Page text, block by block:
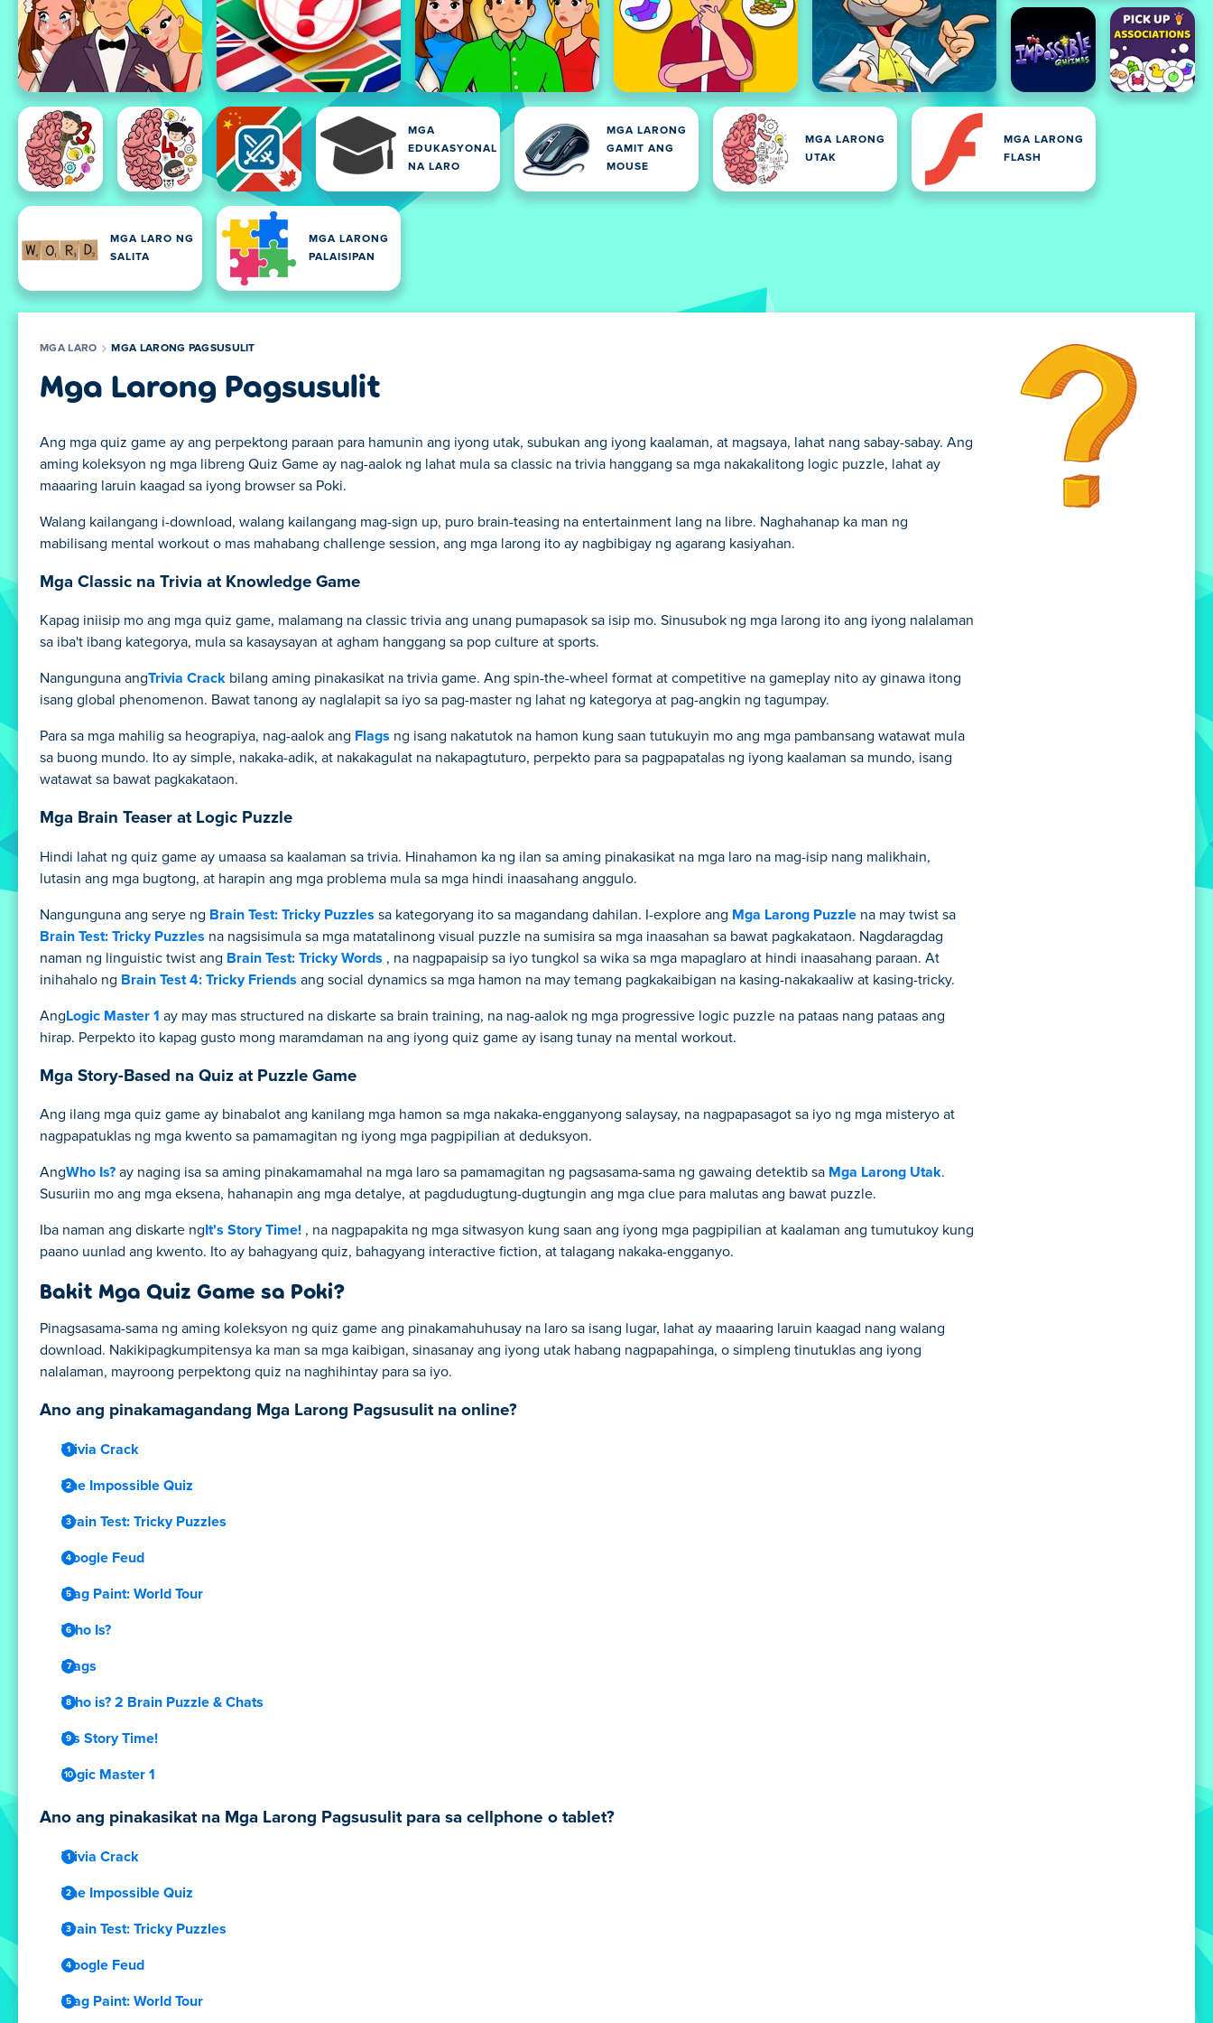
MGA
EDUKASYONAL
NA LARO
MGA LARONG
GAMIT ANG
MOUSE
MGA LARONG
UTAK
MGA LARONG
FLASH
MGA LARO NG
SALITA
MGA LARONG
PALAISIPAN
MGA LARO MGA LARONG PAGSUSULIT
Mga Larong Pagsusulit
Ang mga quiz game ay ang perpektong paraan para hamunin ang iyong utak, subukan ang iyong kaalaman, at magsaya, lahat nang sabay-sabay. Ang
aming koleksyon ng mga libreng Quiz Game ay nag-aalok ng lahat mula sa classic na trivia hanggang sa mga nakakalitong logic puzzle, lahat ay
maaaring laruin kaagad sa iyong browser sa Poki.
Walang kailangang i-download, walang kailangang mag-sign up, puro brain-teasing na entertainment lang na libre. Naghahanap ka man ng
mabilisang mental workout o mas mahabang challenge session, ang mga larong ito ay nagbibigay ng agarang kasiyahan.
Mga Classic na Trivia at Knowledge Game
Kapag iniisip mo ang mga quiz game, malamang na classic trivia ang unang pumapasok sa isip mo. Sinusubok ng mga larong ito ang iyong nalalaman
sa iba't ibang kategorya, mula sa kasaysayan at agham hanggang sa pop culture at sports.
Nangunguna angTrivia Crack bilang aming pinakasikat na trivia game. Ang spin-the-wheel format at competitive na gameplay nito ay ginawa itong
isang global phenomenon. Bawat tanong ay naglalapit sa iyo sa pag-master ng lahat ng kategorya at pag-angkin ng tagumpay.
Para sa mga mahilig sa heograpiya, nag-aalok ang Flags ng isang nakatutok na hamon kung saan tutukuyin mo ang mga pambansang watawat mula
sa buong mundo. Ito ay simple, nakaka-adik, at nakakagulat na nakapagtuturo, perpekto para sa pagpapatalas ng iyong kaalaman sa mundo, isang
watawat sa bawat pagkakataon.
Mga Brain Teaser at Logic Puzzle
Hindi lahat ng quiz game ay umaasa sa kaalaman sa trivia. Hinahamon ka ng ilan sa aming pinakasikat na mga laro na mag-isip nang malikhain,
lutasin ang mga bugtong, at harapin ang mga problema mula sa mga hindi inaasahang anggulo.
Nangunguna ang serye ng Brain Test: Tricky Puzzles sa kategoryang ito sa magandang dahilan. I-explore ang Mga Larong Puzzle na may twist sa
Brain Test: Tricky Puzzles na nagsisimula sa mga matatalinong visual puzzle na sumisira sa mga inaasahan sa bawat pagkakataon. Nagdaragdag
naman ng linguistic twist ang Brain Test: Tricky Words , na nagpapaisip sa iyo tungkol sa wika sa mga mapaglaro at hindi inaasahang paraan. At
inihahalo ng Brain Test 4: Tricky Friends ang social dynamics sa mga hamon na may temang pagkakaibigan na kasing-nakakaaliw at kasing-tricky.
Ang Logic Master 1 ay may mas structured na diskarte sa brain training, na nag-aalok ng mga progressive logic puzzle na pataas nang pataas ang
hirap. Perpekto ito kapag gusto mong maramdaman na ang iyong quiz game ay isang tunay na mental workout.
Mga Story-Based na Quiz at Puzzle Game
Ang ilang mga quiz game ay binabalot ang kanilang mga hamon sa mga nakaka-engganyong salaysay, na nagpapasagot sa iyo ng mga misteryo at
nagpapatuklas ng mga kwento sa pamamagitan ng iyong mga pagpipilian at deduksyon.
AngWho Is? ay naging isa sa aming pinakamamahal na mga laro sa pamamagitan ng pagsasama-sama ng gawaing detektib sa Mga Larong Utak.
Susuriin mo ang mga eksena, hahanapin ang mga detalye, at pagdudugtung-dugtungin ang mga clue para malutas ang bawat puzzle.
Iba naman ang diskarte ng It's Story Time! , na nagpapakita ng mga sitwasyon kung saan ang iyong mga pagpipilian at kaalaman ang tumutukoy kung
paano uunlad ang kwento. Ito ay bahagyang quiz, bahagyang interactive fiction, at talagang nakaka-engganyo.
Bakit Mga Quiz Game sa Poki?
Pinagsasama-sama ng aming koleksyon ng quiz game ang pinakamahuhusay na laro sa isang lugar, lahat ay maaaring laruin kaagad nang walang
download. Nakikipagkumpitensya ka man sa mga kaibigan, sinasanay ang iyong utak habang nagpapahinga, o simpleng tinutuklas ang iyong
nalalaman, mayroong perpektong quiz na naghihintay para sa iyo.
Ano ang pinakamagandang Mga Larong Pagsusulit na online?
Trivia Crack
The Impossible Quiz
Brain Test: Tricky Puzzles
Google Feud
Flag Paint: World Tour
Who Is?
Flags
Who is? 2 Brain Puzzle & Chats
It's Story Time!
Logic Master 1
Ano ang pinakasikat na Mga Larong Pagsusulit para sa cellphone o tablet?
Trivia Crack
The Impossible Quiz
Brain Test: Tricky Puzzles
Google Feud
Flag Paint: World Tour